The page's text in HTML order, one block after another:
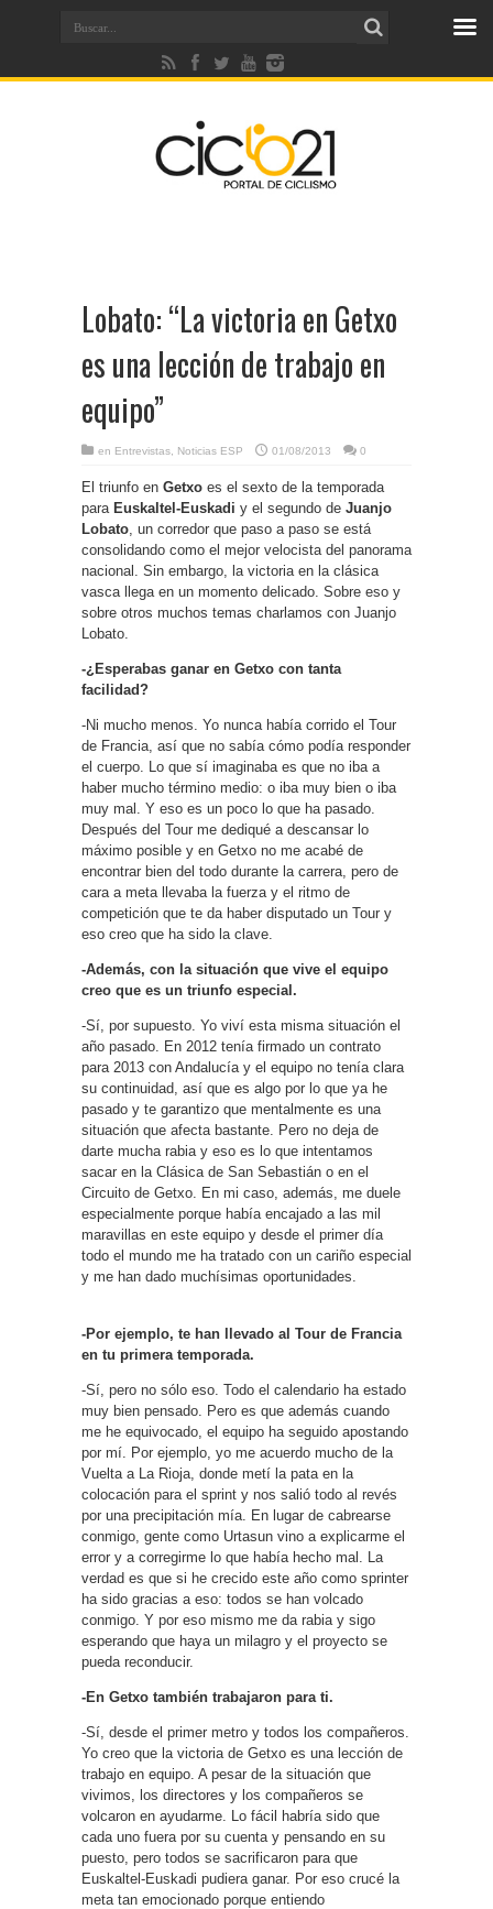
Lobato: “La victoria en Getxo
es una lección de trabajo en
equipo”
en Entrevistas Noticias ESP 01/08/2013 0
El triunfo en Getxo es el sexto de la temporada
para Euskaltel-Euskadi y el segundo de Juanjo
Lobato, un corredor que paso a paso se está
consolidando como el mejor velocista del panorama
nacional. Sin embargo, la victoria en la clásica
vasca llega en un momento delicado. Sobre eso y
sobre otros muchos temas charlamos con Juanjo
Lobato.
-¿Esperabas ganar en Getxo con tanta
facilidad?
-Ni mucho menos. Yo nunca había corrido el Tour
de Francia, así que no sabía cómo podía responder
el cuerpo. Lo que sí imaginaba es que no iba a
haber mucho término medio: o iba muy bien o iba
muy mal. Y eso es un poco lo que ha pasado.
Después del Tour me dediqué a descansar lo
máximo posible y en Getxo no me acabé de
encontrar bien del todo durante la carrera, pero de
cara a meta llevaba la fuerza y el ritmo de
competición que te da haber disputado un Tour y
eso creo que ha sido la clave.
-Además, con la situación que vive el equipo
creo que es un triunfo especial.
-Sí, por supuesto. Yo viví esta misma situación el
año pasado. En 2012 tenía firmado un contrato
para 2013 con Andalucía y el equipo no tenía clara
su continuidad, así que es algo por lo que ya he
pasado y te garantizo que mentalmente es una
situación que afecta bastante. Pero no deja de
darte mucha rabia y eso es lo que intentamos
sacar en la Clásica de San Sebastián o en el
Circuito de Getxo. En mi caso, además, me duele
especialmente porque había encajado a las mil
maravillas en este equipo y desde el primer día
todo el mundo me ha tratado con un cariño especial
y me han dado muchísimas oportunidades.
-Por ejemplo, te han llevado al Tour de Francia
en tu primera temporada.
-Sí, pero no sólo eso. Todo el calendario ha estado
muy bien pensado. Pero es que además cuando
me he equivocado, el equipo ha seguido apostando
por mí. Por ejemplo, yo me acuerdo mucho de la
Vuelta a La Rioja, donde metí la pata en la
colocación para el sprint y nos salió todo al revés
por una precipitación mía. En lugar de cabrearse
conmigo, gente como Urtasun vino a explicarme el
error y a corregirme lo que había hecho mal. La
verdad es que si he crecido este año como sprinter
ha sido gracias a eso: todos se han volcado
conmigo. Y por eso mismo me da rabia y sigo
esperando que haya un milagro y el proyecto se
pueda reconducir.
-En Getxo también trabajaron para ti.
-Sí, desde el primer metro y todos los compañeros.
Yo creo que la victoria de Getxo es una lección de
trabajo en equipo. A pesar de la situación que
vivimos, los directores y los compañeros se
volcaron en ayudarme. Lo fácil habría sido que
cada uno fuera por su cuenta y pensando en su
puesto, pero todos se sacrificaron para que
Euskaltel-Euskadi pudiera ganar. Por eso crucé la
meta tan emocionado porque entiendo